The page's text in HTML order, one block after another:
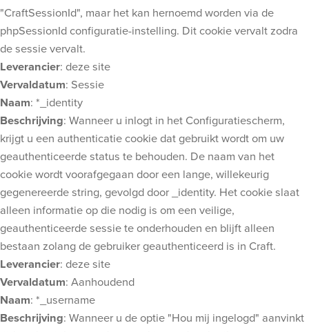
"CraftSessionId", maar het kan hernoemd worden via de
phpSessionId configuratie-instelling. Dit cookie vervalt zodra
de sessie vervalt.
Leverancier: deze site
Vervaldatum: Sessie
Naam: *_identity
Beschrijving: Wanneer u inlogt in het Configuratiescherm,
krijgt u een authenticatie cookie dat gebruikt wordt om uw
geauthenticeerde status te behouden. De naam van het
cookie wordt voorafgegaan door een lange, willekeurig
gegenereerde string, gevolgd door _identity. Het cookie slaat
alleen informatie op die nodig is om een veilige,
geauthenticeerde sessie te onderhouden en blijft alleen
bestaan zolang de gebruiker geauthenticeerd is in Craft.
Leverancier: deze site
Vervaldatum: Aanhoudend
Naam: *_username
Beschrijving: Wanneer u de optie "Hou mij ingelogd" aanvinkt